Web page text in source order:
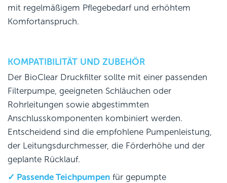
mit regelmäßigem Pflegebedarf und erhöhtem
Komfortanspruch.
KOMPATIBILITÄT UND ZUBEHÖR
Der BioClear Druckfilter sollte mit einer passenden
Filterpumpe, geeigneten Schläuchen oder
Rohrleitungen sowie abgestimmten
Anschlusskomponenten kombiniert werden.
Entscheidend sind die empfohlene Pumpenleistung,
der Leitungsdurchmesser, die Förderhöhe und der
geplante Rücklauf.
Passende Teichpumpen für gepumpte